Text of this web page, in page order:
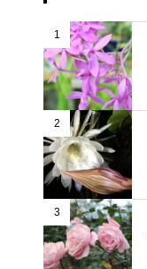
1
2
3